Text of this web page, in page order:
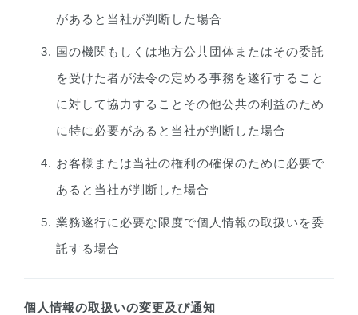
があると当社が判断した場合
国の機関もしくは地方公共団体またはその委託
を受けた者が法令の定める事務を遂行すること
に対して協力することその他公共の利益のため
に特に必要があると当社が判断した場合
お客様または当社の権利の確保のために必要で
あると当社が判断した場合
業務遂行に必要な限度で個人情報の取扱いを委
託する場合
個人情報の取扱いの変更及び通知